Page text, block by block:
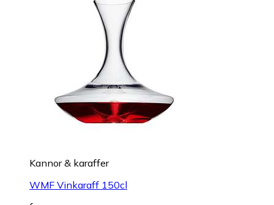
Kannor & karaffer
WMF Vinkaraff 150cl